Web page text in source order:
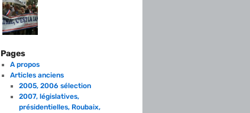
Pages
A propos
Articles anciens
2005, 2006 sélection
2007, législatives,
présidentielles, Roubaix,